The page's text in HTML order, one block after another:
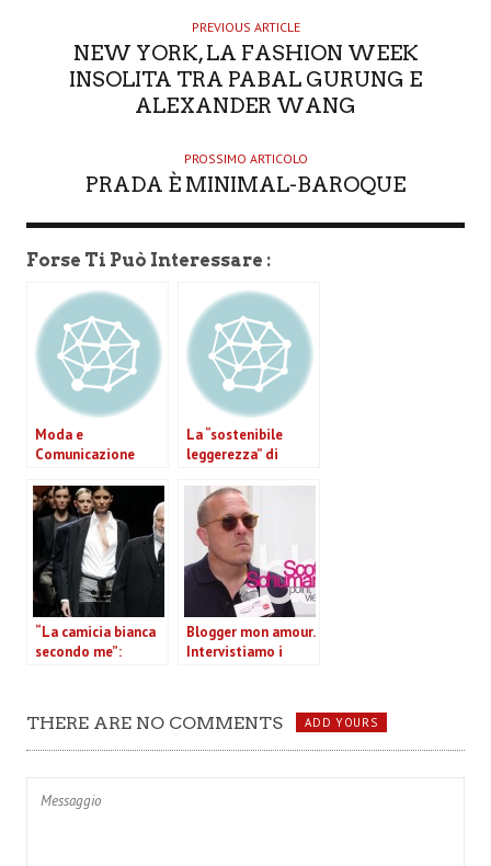
PREVIOUS ARTICLE
NEW YORK, LA FASHION WEEK
INSOLITA TRA PABAL GURUNG E
ALEXANDER WANG
PROSSIMO ARTICOLO
PRADA È MINIMAL-BAROQUE
Forse Ti Può Interessare :
Moda e
Comunicazione
Ce ne parla in video
Francesca Senette
La “sostenibile
leggerezza” di
l’estate 2013
(VIDEO)
“La camicia bianca
secondo me”:
Blogger mon amour.
Intervistiamo i
THERE ARE NO COMMENTS ADD YOURS